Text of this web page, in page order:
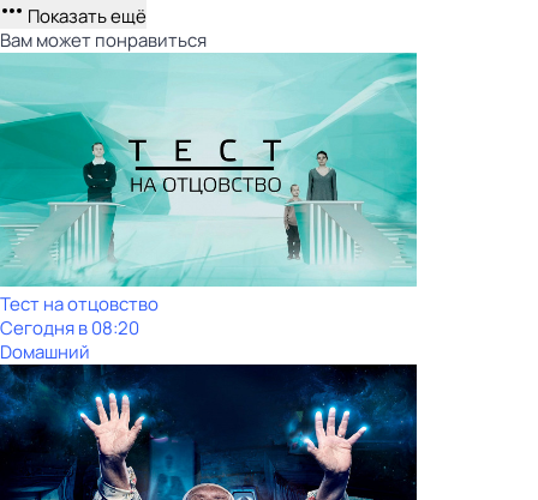
Показать ещё
Вам может понравиться
Тест нa отцовствo
Сегодня в 08:20
Dомашний